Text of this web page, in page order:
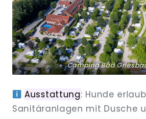
Camping Bad
Ausstattung: Hunde
Sanitäranlagen mit Dusche